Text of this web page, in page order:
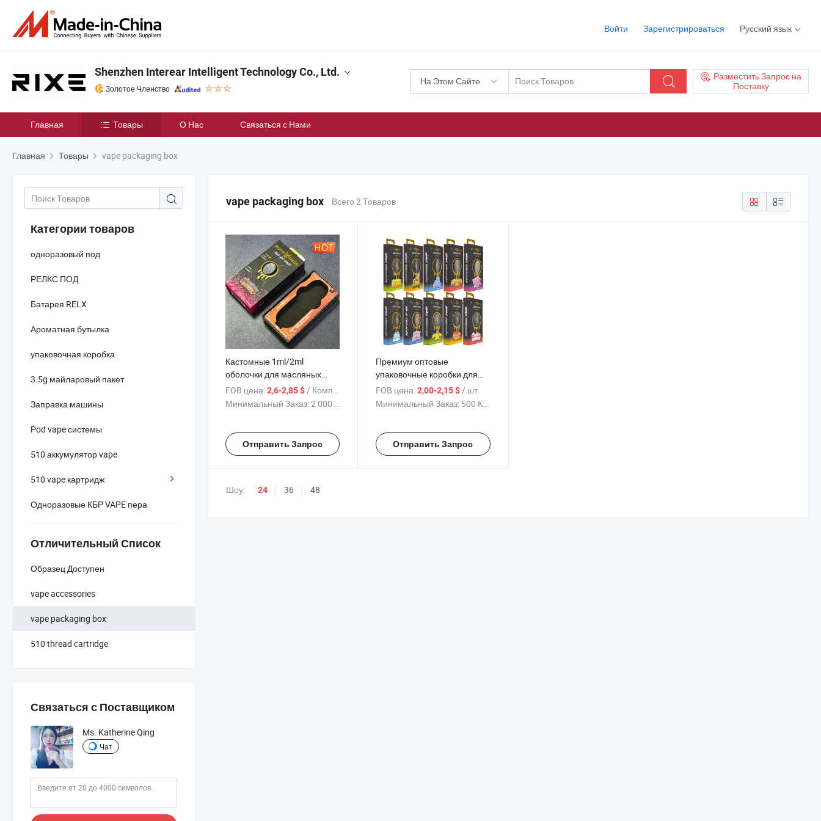
Войти Зарегистрироваться Русский язык
На Этом Сайте
Разместить Запрос на
Поставку
Shenzhen Interear Intelligent Technology Co., Ltd.
Золотое Членство
Главная Товары О Нас Связаться с Нами
Главная Товары vape packaging box
Категории товаров
одноразовый под
РЕЛКС ПОД
Батарея RELX
Ароматная бутылка
упаковочная коробка
3.5g майларовый пакет
Заправка машины
Pod vape системы
510 аккумулятор vape
510 vape картридж
Одноразовые КБР VAPE пера
Отличительный Список
Образец Доступен
vape accessories
vape packaging box
510 thread cartridge
Связаться с Поставщиком
Ms. Katherine Qing
Чат
vape packaging box Всего 2 Товаров
Кастомные 1ml/2ml
оболочки для масляных
устройств - стиль Муha с
вариантами арта Dabwoods,
FOB цена:2,6-2,85 $/ Комплект
Минимальный Заказ:2 000 Комплекты
Отправить Запрос
Премиум оптовые
упаковочные коробки для
пустых ручек Muha M в США,
доступные оптовые
FOB цена: 2,00-2,15 $/ шт.
Минимальный Заказ: 500 Куски
Отправить Запрос
Шоу: 24 36 48